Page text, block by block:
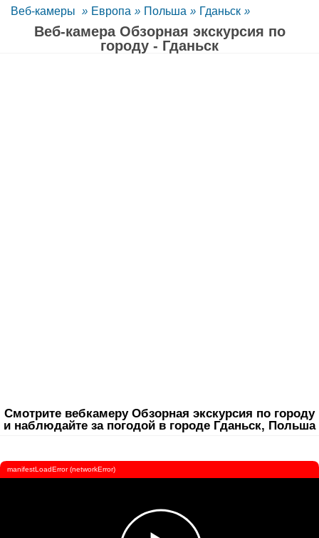
Веб-камеры » Европа » Польша » Гданьск »
Веб-камера Обзорная экскурсия по
городу - Гданьск
Смотрите вебкамеру Обзорная экскурсия по городу
и наблюдайте за погодой в городе Гданьск, Польша
manifestLoadError (networkError)